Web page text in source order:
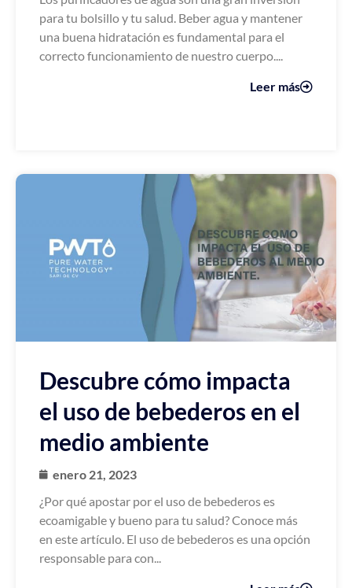
para tu bolsillo y tu salud. Beber agua y mantener
una buena hidratación es fundamental para el
correcto funcionamiento de nuestro cuerpo....
Leer más
Descubre cómo impacta
el uso de bebederos en el
medio ambiente
enero 21, 2023
¿Por qué apostar por el uso de bebederos es
ecoamigable y bueno para tu salud? Conoce más
en este artículo. El uso de bebederos es una opción
responsable para con...